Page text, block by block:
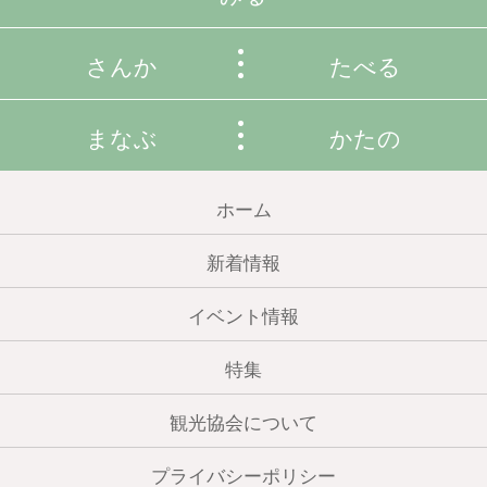
さんか たべる
まなぶ かたの
ホーム
新着情報
イベント情報
特集
観光協会について
プライバシーポリシー